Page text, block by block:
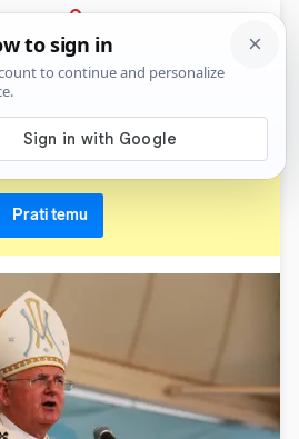
PRIJAVA
mate uzinić
Prati temu